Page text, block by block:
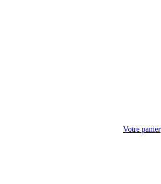
Votre panier